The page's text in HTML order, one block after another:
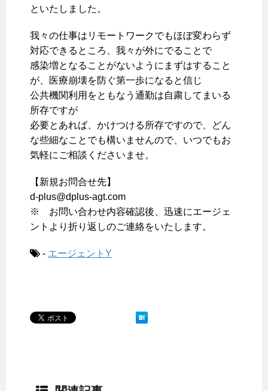
といたしました。
我々の仕事はリモートワークでもほぼ変わらず
対応できるところ、我々が外にでることで
感染増となることがないようにまずはすること
が、医療崩壊を防ぐ第一歩になると信じ
公共機関利用をともなう通勤は自粛してまいる
所存ですが
必要とあれば、かけつける所存ですので、どん
な些細なことでも構いませんので、いつでもお
気軽にご相談くださいませ。
【新規お問合せ先】
d-plus@dplus-agt.com
※ お問い合わせ内容確認後、迅速にエージェ
ントより折り返しのご連絡をいたします。
- エージェントY